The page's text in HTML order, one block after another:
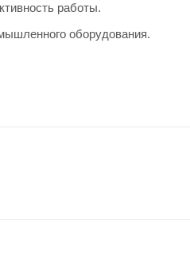
работы.
оборудования.